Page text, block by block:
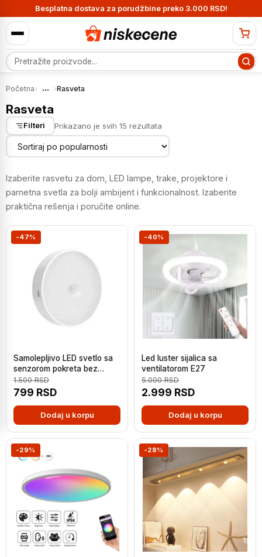
Besplatna dostava za porudžbine preko 3.000 RSD!
Pretraga proizvoda
Početna› ... ›Rasveta
Rasveta
Filteri Prikazano je svih 15 rezultata
po
popularnosti
Izaberite rasvetu za dom, LED lampe, trake, projektore i
pametna svetla za bolji ambijent i funkcionalnost. Izaberite
praktična rešenja i poručite online.
-47%
Samolepljivo LED svetlo sa
senzorom pokreta bez
struje i baterija
799 RSD
1.500RSD
Dodaj u korpu
-40%
Led luster sijalica sa
ventilatorom E27
2.999 RSD
5.000RSD
Dodaj u korpu
-29% -28%